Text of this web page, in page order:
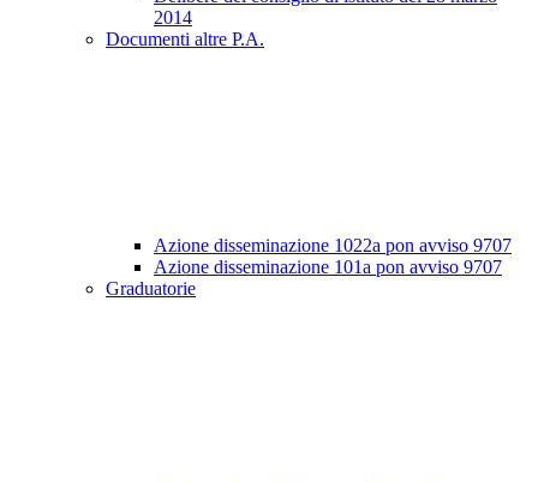
2014
Documenti altre P.A.
Azione disseminazione 1022a pon avviso 9707
Azione disseminazione 101a pon avviso 9707
Graduatorie